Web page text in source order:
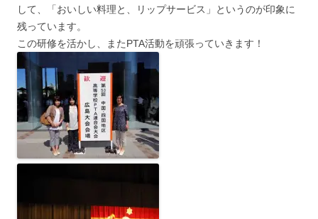
して、「おいしい料理と、リップサービス」というのが印象に
残っています。
この研修を活かし、またPTA活動を頑張っていきます！